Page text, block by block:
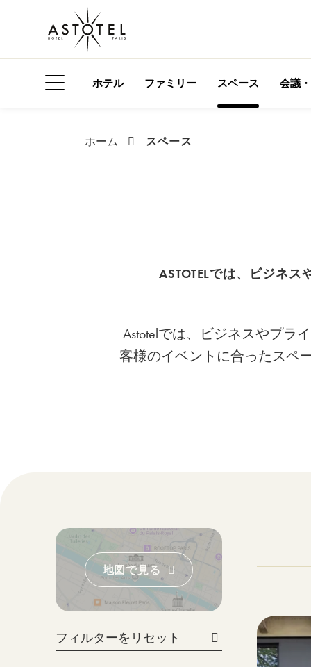
ホテル ファミリー スペース 会議
ホーム スペース
ASTOTELでは、ビジネ
Astotelでは、ビジネスやプラ
客様のイベントに合ったスペ
地図で見る
フィルターをリセット